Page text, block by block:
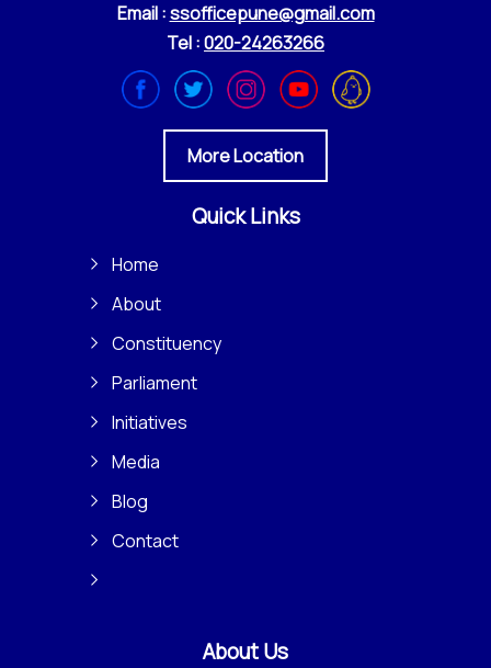
Email :ssofficepune@gmail.com
Tel :020-24263266
More Location
Quick Links
Home
About
Constituency
Parliament
Initiatives
Media
Blog
Contact
About Us